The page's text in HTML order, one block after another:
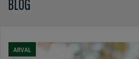
BLOG
ARVAL